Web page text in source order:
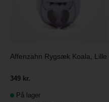
Affenzahn Rygsæk Koala, Lille
349 kr.
På lager